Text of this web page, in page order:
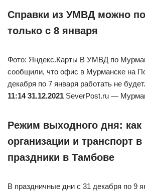
Справки из УМВД можно
только с 8 января
Фото: Яндекс.Карты В УМВД по
сообщили, что офис в Мурманске на
декабря по 7 января работать не будет.
11:14 31.12.2021 SeverPost.ru —
Режим выходного дня: как
организации и транспорт
праздники в Тамбове
В праздничные дни с 31 декабря по 9